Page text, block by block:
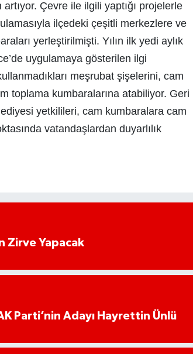
Çevre ile ilgili yaptığı projelerle
ilçedeki çeşitli merkezlere ve
yerleştirilmişti. Yılın ilk yedi aylık
uygulamaya gösterilen ilgi
meşrubat şişelerini, cam
toplama kumbaralarına atabiliyor. Geri
yetkilileri, cam kumbaralara cam
vatandaşlardan duyarlılık
Zirve Yapacak
Parti’nin Adayı Hayrettin Ünlü